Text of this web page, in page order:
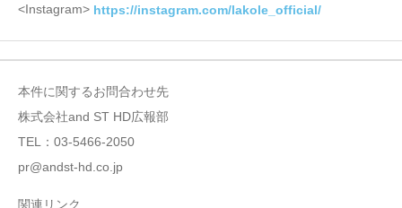
<Instagram> https://instagram.com/lakole_official/
本件に関するお問合わせ先
株式会社and ST HD広報部
TEL：03-5466-2050
pr@andst-hd.co.jp
関連リンク